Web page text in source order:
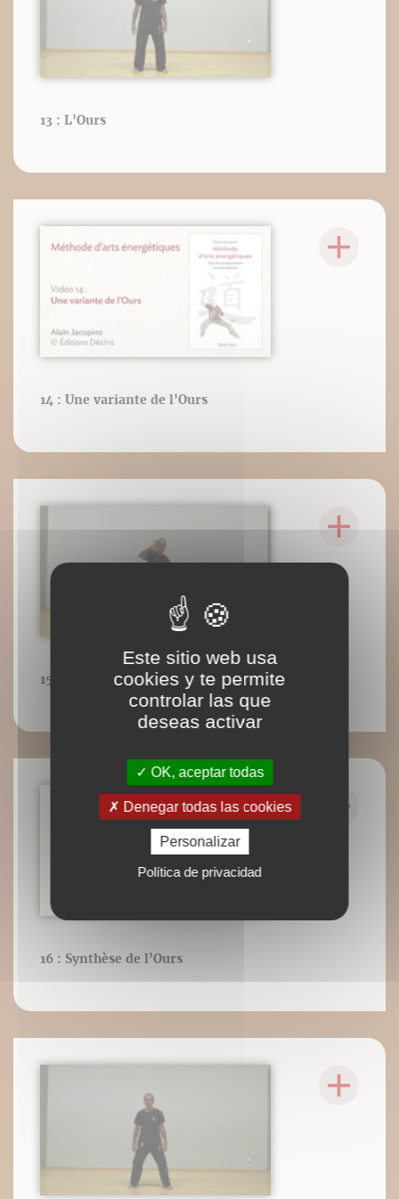
13 : L'Ours
14 : Une variante de l'Ours
15 : Synthèse de la variante de l'Ours
16 : Synthèse de l'Ours
Este sitio web usa
cookies y te permite
controlar las que
deseas activar
OK, aceptar todas
Denegar todas las cookies
Personalizar
Política de privacidad